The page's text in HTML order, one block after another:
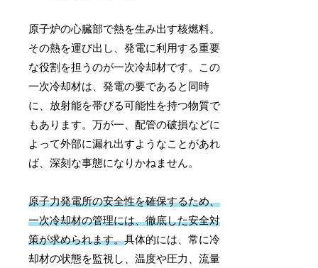
原子炉の心臓部で熱を生み出す核燃料。
その熱を運び出し、発電に利用する重要
な役割を担うのが一次冷却材です。この
一次冷却材は、発電の要であると同時
に、放射能を帯びる可能性を持つ物質で
もあります。万が一、配管の破損などに
よって外部に漏れ出すようなことがあれ
ば、深刻な事態になりかねません。
原子力発電所の安全性を確保するため、
一次冷却材の管理には、徹底した安全対
策が求められます。具体的には、常に冷
却材の状態を監視し、温度や圧力、流量